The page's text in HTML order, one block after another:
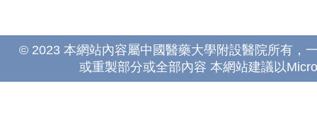
© 2023 本網站內容屬中國醫藥大學附設醫院所有，
或重製部分或全部內容 本網站建議以